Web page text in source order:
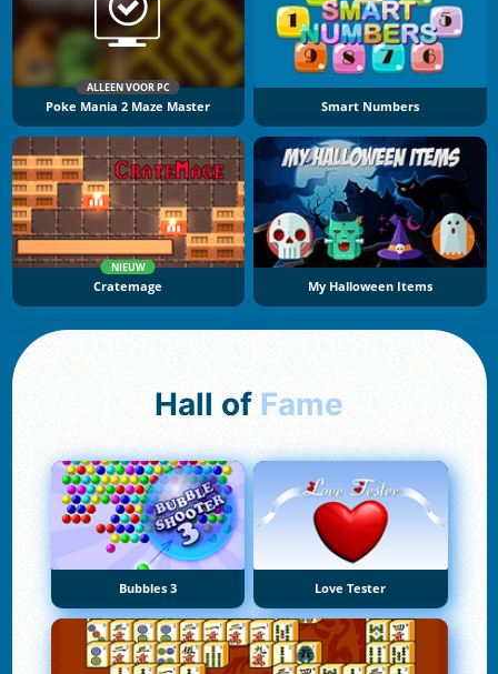
ALLEEN VOOR PC
Poke Mania 2 Maze Master Smart Numbers
NIEUW
Cratemage My Halloween Items
Hall of Fame
Bubbles 3 Love Tester